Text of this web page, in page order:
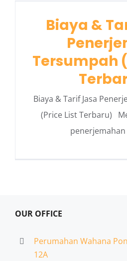
Biaya &
Tersumpah
Biaya & Tarif Jasa
(Price List Terbaru)
OUR OFFICE
Perumahan Wahana
12A